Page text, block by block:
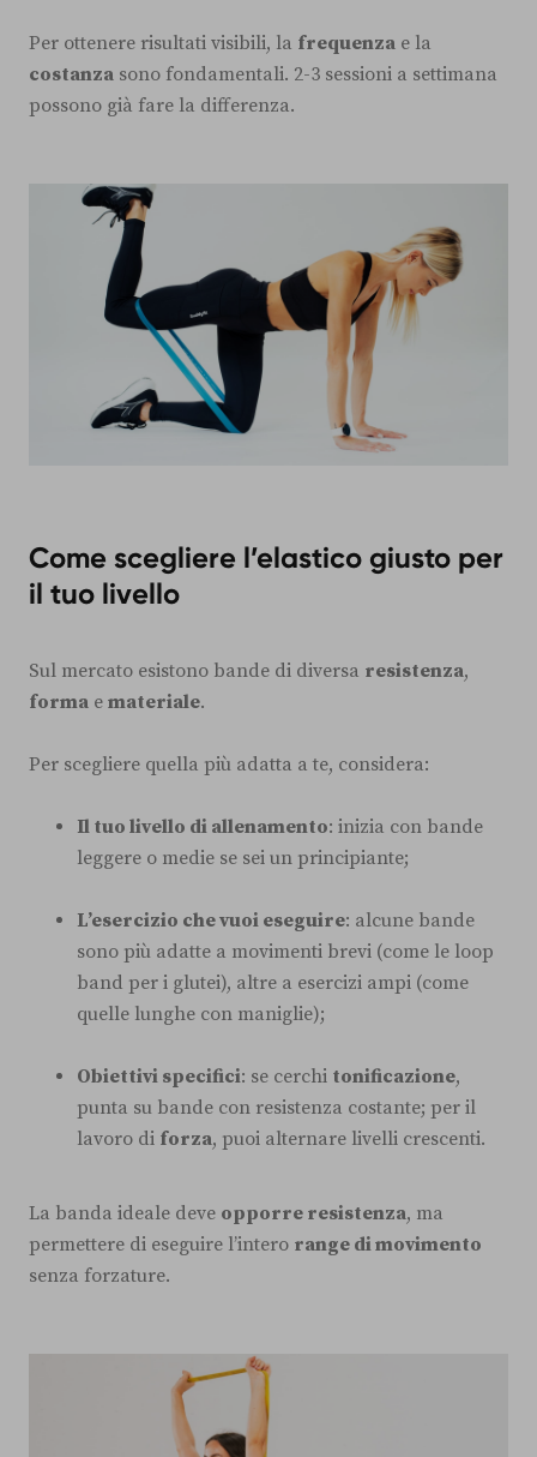
Per ottenere risultati visibili, la frequenza e la
costanza sono fondamentali. 2-3 sessioni a settimana
possono già fare la differenza.
Come scegliere l’elastico giusto per
il tuo livello
Sul mercato esistono bande di diversa resistenza,
forma e materiale.
Per scegliere quella più adatta a te, considera:
Il tuo livello di allenamento: inizia con bande
leggere o medie se sei un principiante;
L’esercizio che vuoi eseguire: alcune bande
sono più adatte a movimenti brevi (come le loop
band per i glutei), altre a esercizi ampi (come
quelle lunghe con maniglie);
Obiettivi specifici: se cerchi tonificazione,
punta su bande con resistenza costante; per il
lavoro di forza, puoi alternare livelli crescenti.
La banda ideale deve opporre resistenza, ma
permettere di eseguire l’intero range di movimento
senza forzature.